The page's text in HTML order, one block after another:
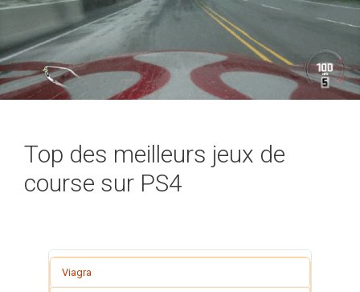
Top des meilleurs jeux de
course sur PS4
Viagra